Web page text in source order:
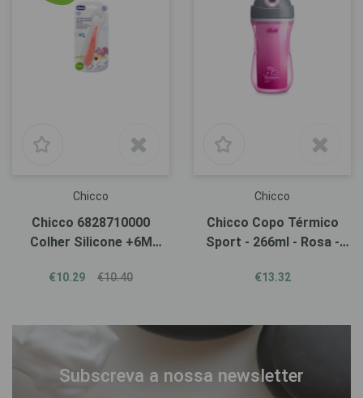
Chicco
Chicco 6828710000
Colher Silicone +6M
€10.29 €10.40
Chicco
Chicco Copo Térmico
Sport - 266ml - Rosa -
€13.32
Subscreva a nossa newsletter